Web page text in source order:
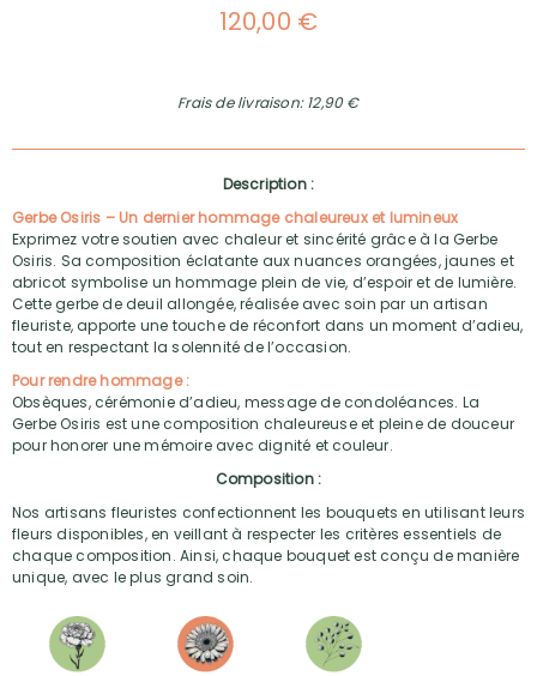
120,00 €
Frais de livraison: 12,90 €
Description :
Gerbe Osiris – Un dernier hommage chaleureux et lumineux
Exprimez votre soutien avec chaleur et sincérité grâce à la Gerbe
Osiris. Sa composition éclatante aux nuances orangées, jaunes et
abricot symbolise un hommage plein de vie, d’espoir et de lumière.
Cette gerbe de deuil allongée, réalisée avec soin par un artisan
fleuriste, apporte une touche de réconfort dans un moment d’adieu,
tout en respectant la solennité de l’occasion.
Pour rendre hommage :
Obsèques, cérémonie d’adieu, message de condoléances. La
Gerbe Osiris est une composition chaleureuse et pleine de douceur
pour honorer une mémoire avec dignité et couleur.
Composition :
Nos artisans fleuristes confectionnent les bouquets en utilisant leurs
fleurs disponibles, en veillant à respecter les critères essentiels de
chaque composition. Ainsi, chaque bouquet est conçu de manière
unique, avec le plus grand soin.